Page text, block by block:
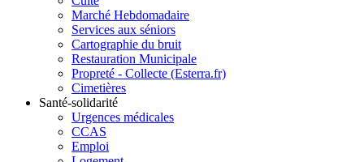
Marché Hebdomadaire
Services aux séniors
Cartographie du bruit
Restauration Municipale
Propreté - Collecte (Esterra.fr)
Cimetières
Santé-solidarité
Urgences médicales
CCAS
Emploi